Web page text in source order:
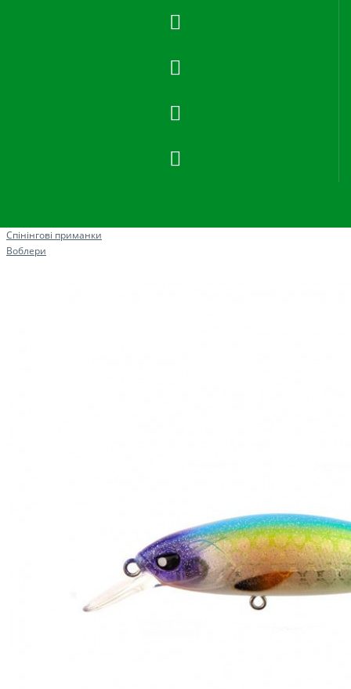
Спінінгові приманки
Воблери